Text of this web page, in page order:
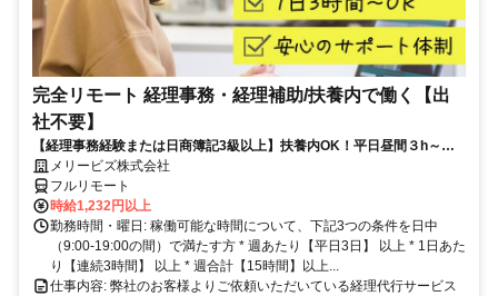
完全リモート 経理事務・経理補助/扶養内で働く【出
社不要】
【経理事務経験または日商簿記3級以上】扶養内OK！平日昼間３h～。
完全在宅で育児・介護中の方も大歓迎♪
メリービズ株式会社
フルリモート
時給1,232円以上
勤務時間・曜日: 稼働可能な時間について、下記3つの条件を日中
（9:00-19:00の間）で満たす方 * 週あたり【平日3日】 以上 * 1日あた
り【連続3時間】 以上 * 週合計【15時間】以上...
仕事内容: 弊社のお客様よりご依頼いただいている経理代行サービス